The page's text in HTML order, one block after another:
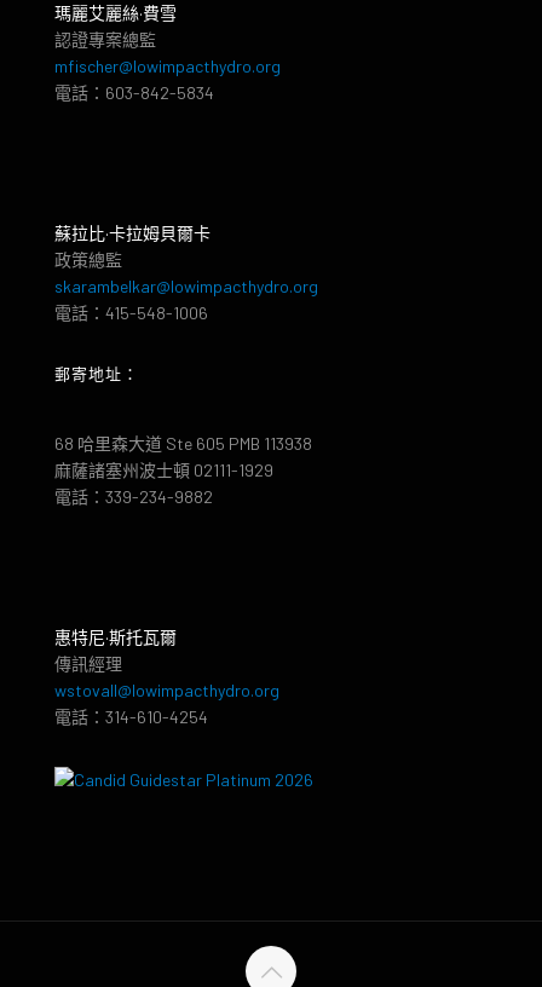
瑪麗艾麗絲·費雪
認證專案總監
mfischer@lowimpacthydro.org
電話：603-842-5834
蘇拉比·卡拉姆貝爾卡
政策總監
skarambelkar@lowimpacthydro.org
電話：415-548-1006
郵寄地址：
68 哈里森大道 Ste 605 PMB 113938
麻薩諸塞州波士頓 02111-1929
電話：339-234-9882
惠特尼·斯托瓦爾
傳訊經理
wstovall@lowimpacthydro.org
電話：314-610-4254